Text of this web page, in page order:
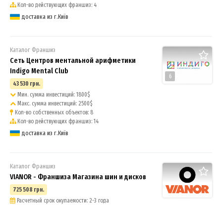
Кол-во действующих франшиз: 4
доставка из г.Київ
6
Каталог Франшиз
Сеть Центров ментальной арифметики
Indigo Mental Club
43 530 грн.
Мин. сумма инвестиций: 1800$
Макс. сумма инвестиций: 2500$
Кол-во собственных объектов: 8
Кол-во действующих франшиз: 14
доставка из г.Київ
Каталог Франшиз
VIANOR - Франшиза Магазина шин и дисков
725 508 грн.
Расчетный срок окупаемости: 2-3 года